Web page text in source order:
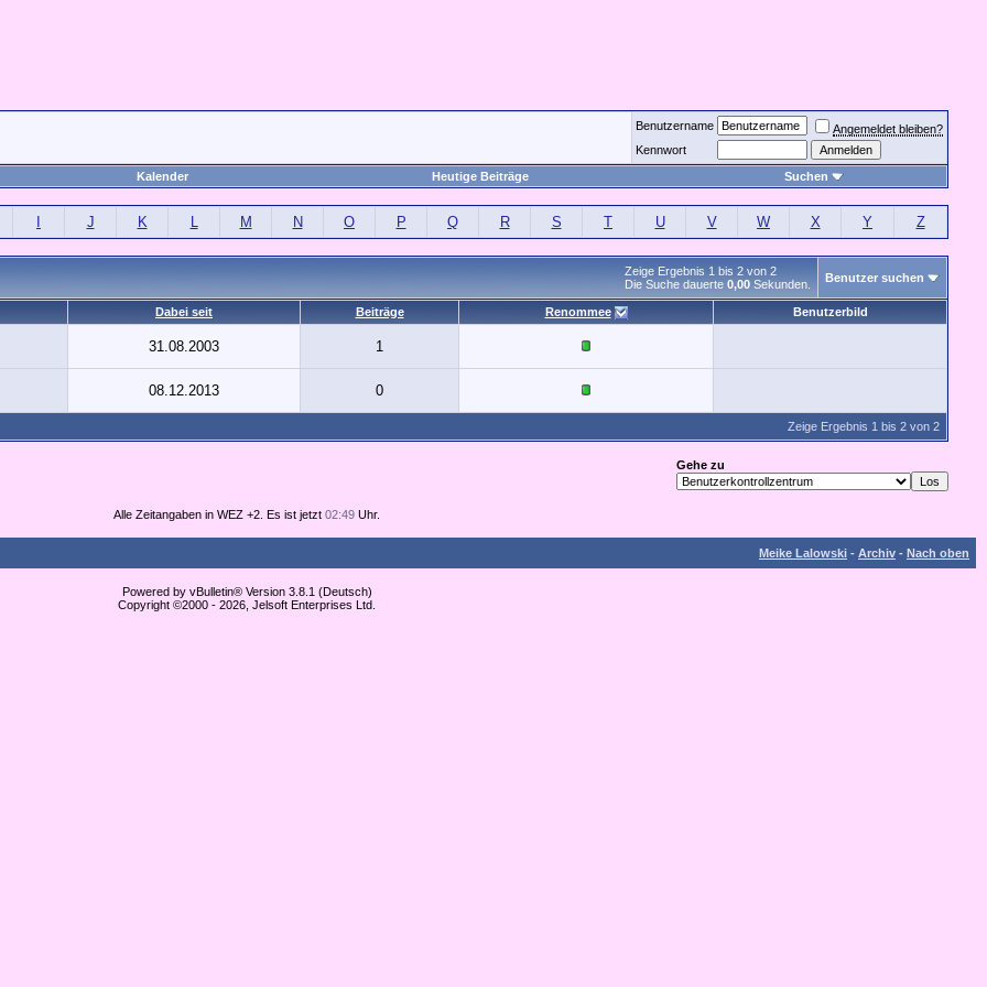
Benutzername
Angemeldet bleiben?
Kennwort
Kalender
Heutige Beiträge Suchen
J K L M N O P Q R S T U V W X Y Z
Zeige Ergebnis 1 bis 2 von 2
Die Suche dauerte 0,00 Sekunden. Benutzer suchen
Dabei seit Beiträge Renommee Benutzerbild
31.08.2003 1
08.12.2013 0
Zeige Ergebnis 1 bis 2 von 2
Gehe zu
Alle Zeitangaben in WEZ +2. Es ist jetzt 02:49 Uhr.
Meike Lalowski - Archiv - Nach oben
Powered by vBulletin® Version 3.8.1 (Deutsch)
Copyright ©2000 - 2026, Jelsoft Enterprises Ltd.